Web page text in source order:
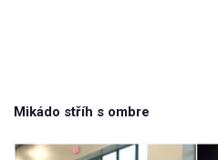
Mikádo stříh s ombre